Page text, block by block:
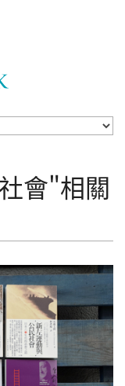
會"相關